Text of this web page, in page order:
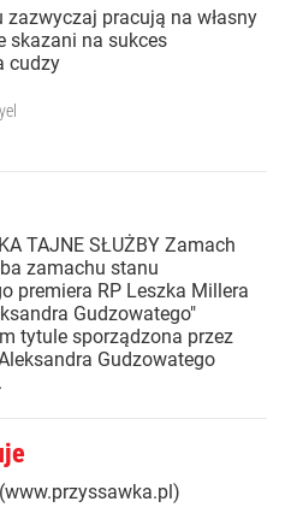
zazwyczaj pracują na własny
skazani na sukces
cudzy
TAJNE SŁUŻBY Zamach
zamachu stanu
premiera RP Leszka Millera
Gudzowatego"
tytule sporządzona przez
Gudzowatego